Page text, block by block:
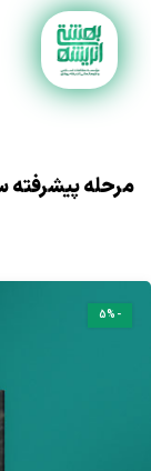
مرحله پیشرفته
-5%